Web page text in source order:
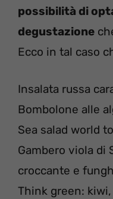
possibilità di
degustazione
Ecco in tal caso
Insalata russa
Bombolone alle
Sea salad world
Gambero viola di
croccante e
Think green: